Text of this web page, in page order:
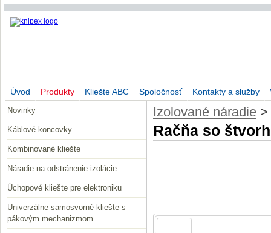
Úvod Produkty Kliešte ABC Spoločnosť Kontakty a služby
Novinky
Káblové koncovky
Kombinované kliešte
Náradie na odstránenie izolácie
Úchopové kliešte pre elektroniku
Univerzálne samosvorné kliešte s
pákovým mechanizmom
Izolované náradie >
Račňa so